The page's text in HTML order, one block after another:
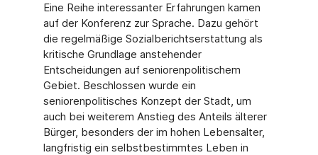
Eine Reihe interessanter Erfahrungen kamen
auf der Konferenz zur Sprache. Dazu gehört
die regelmäßige Sozialberichtserstattung als
kritische Grundlage anstehender
Entscheidungen auf seniorenpolitischem
Gebiet. Beschlossen wurde ein
seniorenpolitisches Konzept der Stadt, um
auch bei weiterem Anstieg des Anteils älterer
Bürger, besonders der im hohen Lebensalter,
langfristig ein selbstbestimmtes Leben in